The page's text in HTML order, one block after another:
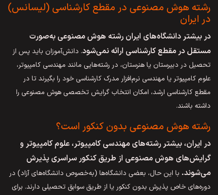
رشته هوش مصنوعی در مقطع کارشناسی (لیسانس)
در ایران
در بیشتر دانشگاه‌های ایران رشته هوش مصنوعی به‌صورت
مستقل در مقطع کارشناسی ارائه نمی‌شود. دانش‌آموزان باید پس از
تحصیل در دبیرستان یا هنرستان، در رشته‌هایی مانند مهندسی کامپیوتر،
علوم کامپیوتر یا مهندسی نرم‌افزار مدرک کارشناسی خود را بگیرند تا در
مقطع کارشناسی ارشد، امکان انتخاب گرایش تخصصی هوش مصنوعی را
داشته باشند.
رشته هوش مصنوعی بدون کنکور است؟
در ایران، بیشتر رشته‌های مهندسی کامپیوتر، علوم کامپیوتر و
گرایش‌های هوش مصنوعی از طریق کنکور سراسری پذیرش
می‌شوند. با این حال، بعضی دانشگاه‌ها (به‌خصوص دانشگاه‌‌های آزاد) در
دوره‌های خاص پذیرش بدون کنکور یا از طریق سوابق تحصیلی دارند. برای